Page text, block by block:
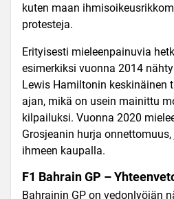
kuten maan
protesteja.
Erityisesti mieleenpainuvia
esimerkiksi vuonna 2014
Lewis Hamiltonin keskinäinen
ajan, mikä on usein mainittu
kilpailuksi. Vuonna 2020
Grosjeanin hurja
ihmeen kaupalla.
F1 Bahrain GP –
Bahrainin GP on vedonlyöjän